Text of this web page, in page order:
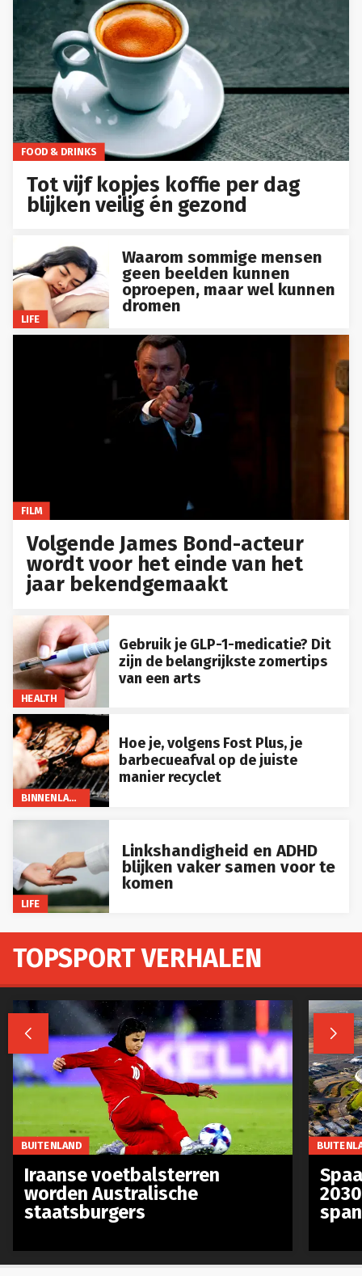
FOOD & DRINKS
Tot vijf kopjes koffie per dag
blijken veilig én gezond
LIFE
Waarom sommige mensen
geen beelden kunnen
oproepen, maar wel kunnen
dromen
FILM
Volgende James Bond-acteur
wordt voor het einde van het
jaar bekendgemaakt
HEALTH
Gebruik je GLP-1-medicatie? Dit
zijn de belangrijkste zomertips
van een arts
BINNENLAND
Hoe je, volgens Fost Plus, je
barbecueafval op de juiste
manier recyclet
LIFE
Linkshandigheid en ADHD
blijken vaker samen voor te
komen
TOPSPORT VERHALEN
 
BUITENLAND
Iraanse voetbalsterren
worden Australische
staatsburgers